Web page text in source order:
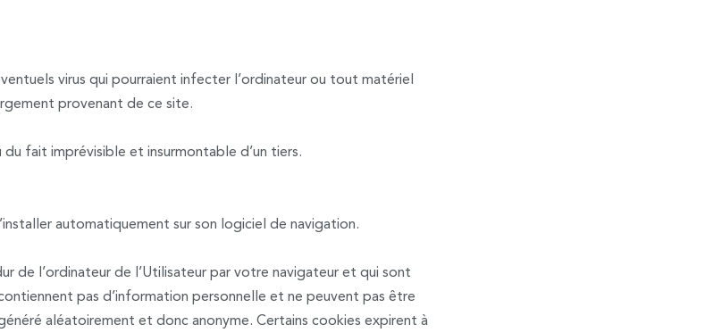
virus qui pourraient infecter l’ordinateur ou tout matériel
provenant de ce site.
fait imprévisible et insurmontable d’un tiers.
automatiquement sur son logiciel de navigation.
de l’ordinateur de l’Utilisateur par votre navigateur et qui sont
pas d’information personnelle et ne peuvent pas être
aléatoirement et donc anonyme. Certains cookies expirent à